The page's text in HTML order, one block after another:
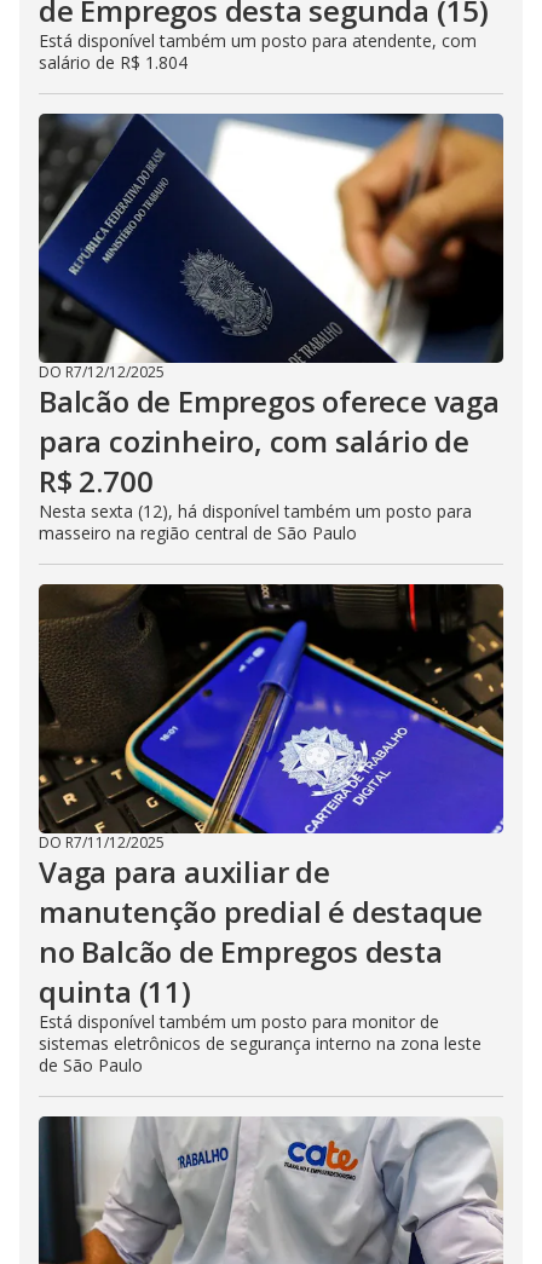
de Empregos desta segunda (15)
Está disponível também um posto para atendente, com
salário de R$ 1.804
DO R7/12/12/2025
Balcão de Empregos oferece vaga
para cozinheiro, com salário de
R$ 2.700
Nesta sexta (12), há disponível também um posto para
masseiro na região central de São Paulo
DO R7/11/12/2025
Vaga para auxiliar de
manutenção predial é destaque
no Balcão de Empregos desta
quinta (11)
Está disponível também um posto para monitor de
sistemas eletrônicos de segurança interno na zona leste
de São Paulo